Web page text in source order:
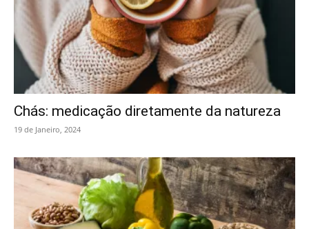
Chás: medicação diretamente da natureza
19 de Janeiro, 2024